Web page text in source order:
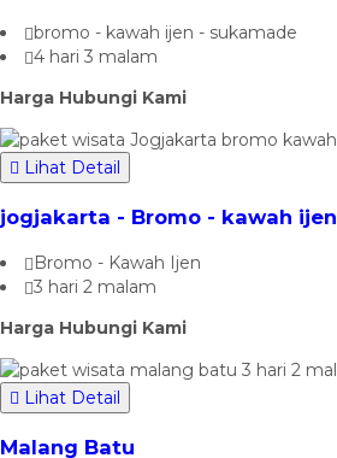
bromo - kawah ijen - sukamade
4 hari 3 malam
Harga Hubungi Kami
Lihat Detail
jogjakarta - Bromo - kawah ijen
Bromo - Kawah Ijen
3 hari 2 malam
Harga Hubungi Kami
Lihat Detail
Malang Batu